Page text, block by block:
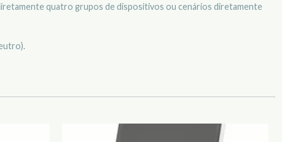
quatro grupos de dispositivos ou cenários diretamente